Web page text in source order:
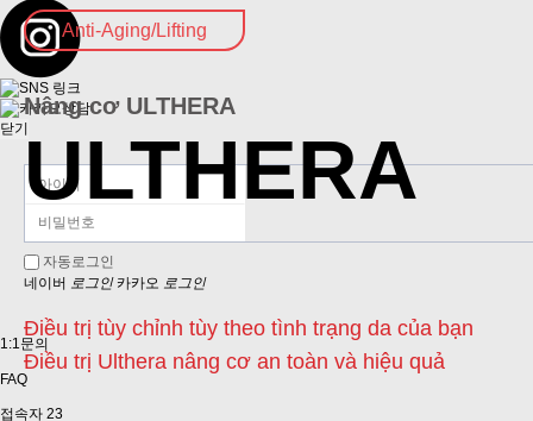
닫기
자동로그인
네이버 로그인 카카오 로그인
1:1문의
FAQ
접속자 23
Anti-Aging/Lifting
Nâng cơ ULTHERA
ULTHERA
Điều trị tùy chỉnh tùy theo tình trạng da của bạn
Điều trị Ulthera nâng cơ an toàn và hiệu quả